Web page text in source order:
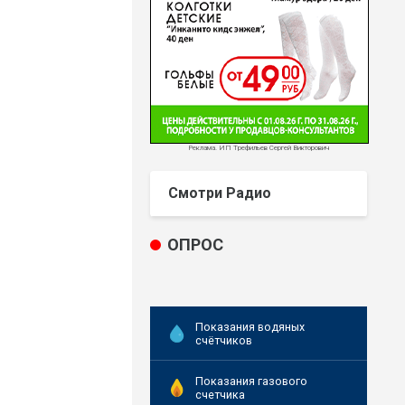
Реклама. ИП Трефильев Сергей Викторович
Смотри Радио
ОПРОС
Показания водяных
счётчиков
Показания газового
счетчика